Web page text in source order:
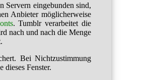
Servern eingebunden sind,
Anbieter möglicherweise
. Tumblr verarbeitet die
nach und nach die Menge
Bei Nichtzustimmung
dieses Fenster.